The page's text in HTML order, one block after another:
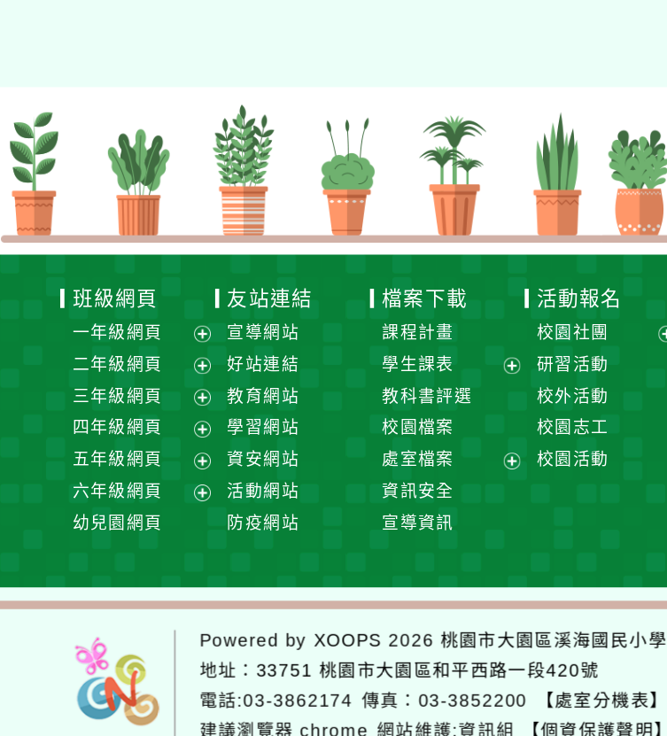
班級網頁
一年級網頁
展
開
選
單
二年級網頁
展
選
單
三年級網頁
展
選
單
四年級網頁
展
選
五年級網頁
展
六年級網頁
單
幼兒園網頁
友站連結
宣導網站
好站連結
教育網站
學習網站
資安網站
活動網站
防疫網站
檔案下載
課程計畫
學生課表
單
教科書評選
校園檔案
處室檔案
資訊安全
宣導資訊
活動報名
校園社團
研習活動
校外活動
校園志工
校園活動
Powered by XOOPS 2026桃園市大園區溪海國民小學
地址： 33751 桃園市大園區和平西路一段420號
電話:03-3862174 傳真：03-3852200
【處室分機表】
建議瀏覽器 chrome 網站維護:資訊組 【個資保護聲明】